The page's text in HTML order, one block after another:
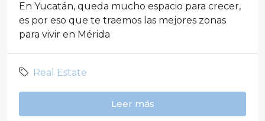
En Yucatán, queda mucho espacio para crecer,
es por eso que te traemos las mejores zonas
para vivir en Mérida
Real Estate
Leer más